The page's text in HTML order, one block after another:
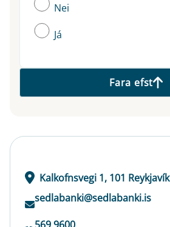
Nei
Já
Fara efst
Kalkofnsvegi 1, 101 Reykjavík
sedlabanki@sedlabanki.is
569 9600